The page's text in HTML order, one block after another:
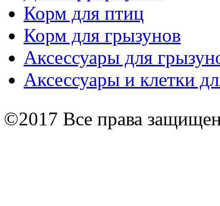
Корм для птиц
Корм для грызунов
Аксессуары для
Аксессуары и клетки
©2017 Все права